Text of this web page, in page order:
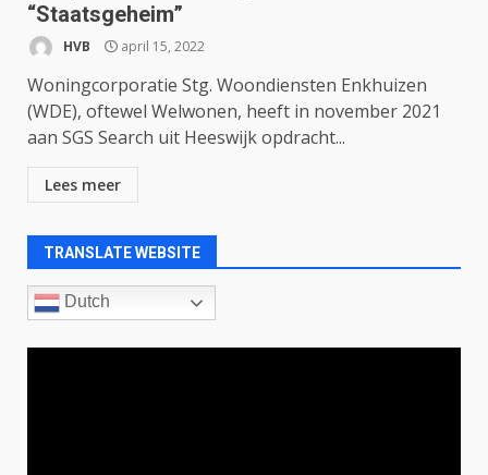
“Staatsgeheim”
HVB april 15, 2022
Woningcorporatie Stg. Woondiensten Enkhuizen
(WDE), oftewel Welwonen, heeft in november 2021
aan SGS Search uit Heeswijk opdracht...
Lees meer
TRANSLATE WEBSITE
Dutch